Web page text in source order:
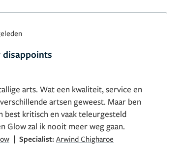
disappoints
arts. Wat een kwaliteit, service en
artsen geweest. Maar ben
best kritisch en vaak teleurgesteld
Glow zal ik nooit meer weg gaan.
| Specialist: Arwind Chigharoe